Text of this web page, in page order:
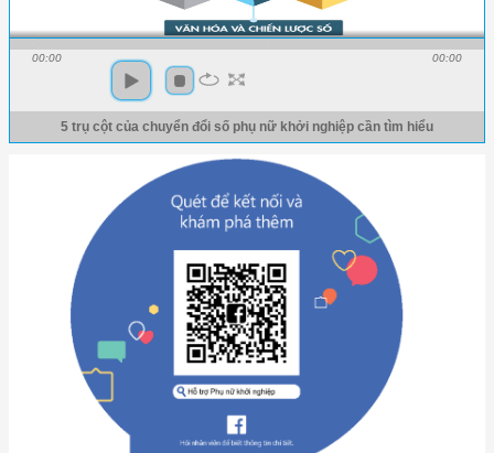
00:00 00:00
5 trụ cột của chuyển đổi số phụ nữ khởi nghiệp cần tìm hiểu